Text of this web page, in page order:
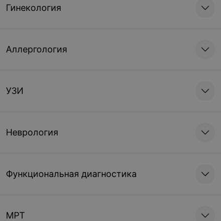
Гинекология
Аллергология
УЗИ
Неврология
Функциональная диагностика
МРТ